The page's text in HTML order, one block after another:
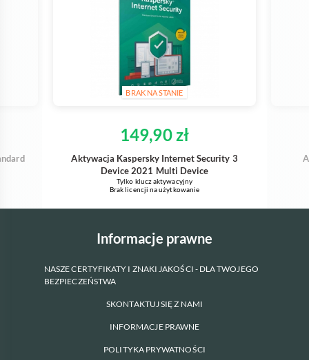
BRAK NA STANIE
149,90 zł
Aktywacja Kaspersky Internet Security 3
Device 2021 Multi Device
Tylko klucz aktywacyjny
Brak licencji na użytkowanie
Informacje prawne
NASZE CERTYFIKATY I ZNAKI JAKOŚCI - DLA TWOJEGO
BEZPIECZEŃSTWA
SKONTAKTUJ SIĘ Z NAMI
INFORMACJE PRAWNE
POLITYKA PRYWATNOŚCI